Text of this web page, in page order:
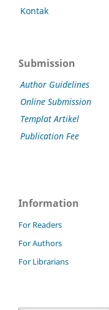
Kontak
Submission
Author Guidelines
Online Submission
Templat Artikel
Publication Fee
Information
For Readers
For Authors
For Librarians